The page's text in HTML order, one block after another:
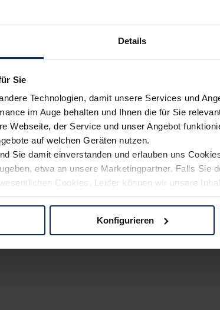
Details
Sie
Technologien, damit unsere Services und
im Auge behalten und Ihnen die für Sie
Webseite, der Service und unser Angebot
auf welchen Geräten nutzen.
Sie damit einverstanden und erlauben uns
etwa an unsere Marketingpartner. Falls Sie
Cookies. Leider können wir unsere
Weg zu Ihrem Neuwagen unterstützen. Sie
der EU-Kommission (Art. 45 Abs. 1 DSGVO), von
Konfigurieren